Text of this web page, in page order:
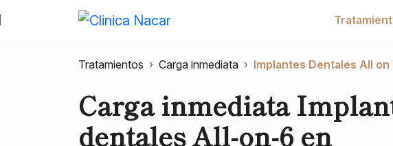
Tratamientos › Carga inmediata › Implantes Dentales All on
Carga inmediata
dentales All-on-6 en